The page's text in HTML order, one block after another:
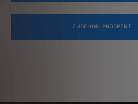
ZUBEHÖR–PROSPEKT